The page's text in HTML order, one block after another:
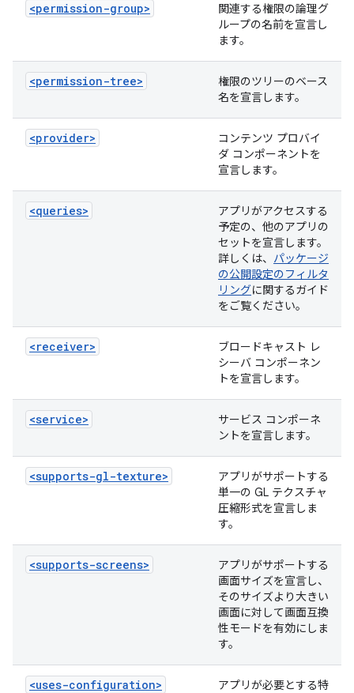
<permission-group>
関連する権限の論理グ
ループの名前を宣言し
ます。
<permission-tree>
権限のツリーのベース
名を宣言します。
<provider>
コンテンツ プロバイ
ダ コンポーネントを
宣言します。
<queries>
アプリがアクセスする
予定の、他のアプリの
セットを宣言します。
詳しくは、 パッケージ
の公開設定のフィルタ
リングに関するガイド
をご覧ください。
<receiver>
ブロードキャスト レ
シーバ コンポーネン
トを宣言します。
<service>
サービス コンポーネ
ントを宣言します。
<supports-gl-texture>
アプリがサポートする
単一の GL テクスチャ
圧縮形式を宣言しま
す。
<supports-screens>
アプリがサポートする
画面サイズを宣言し、
そのサイズより大きい
画面に対して画面互換
性モードを有効にしま
す。
<uses-configuration>
アプリが必要とする特